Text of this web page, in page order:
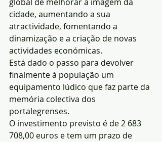
cidade, aumentando a sua
atractividade, fomentando a
dinamização e a criação de novas
actividades económicas.
Está dado o passo para devolver
finalmente à população um
equipamento lúdico que faz parte da
memória colectiva dos
portalegrenses.
O investimento previsto é de 2 683
708,00 euros e tem um prazo de